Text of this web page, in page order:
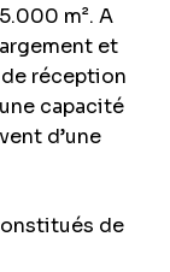
m². A
et
réception
capacité
d’une
de